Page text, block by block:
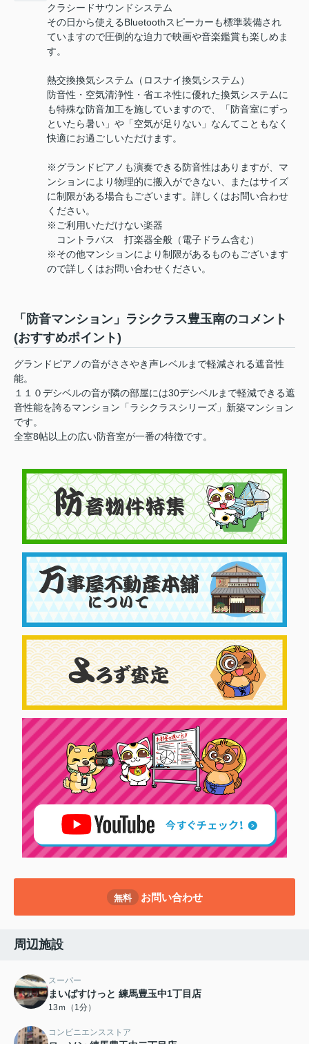
クラシードサウンドシステム
その日から使えるBluetoothスピーカーも標準装備され
ていますので圧倒的な迫力で映画や音楽鑑賞も楽しめま
す。
熱交換換気システム（ロスナイ換気システム）
防音性・空気清浄性・省エネ性に優れた換気システムに
も特殊な防音加工を施していますので、「防音室にずっ
といたら暑い」や「空気が足りない」なんてこともなく
快適にお過ごしいただけます。
※グランドピアノも演奏できる防音性はありますが、マ
ンションにより物理的に搬入ができない、またはサイズ
に制限がある場合もございます。詳しくはお問い合わせ
ください。
※ご利用いただけない楽器
コントラバス 打楽器全般（電子ドラム含む）
※その他マンションにより制限があるものもございます
ので詳しくはお問い合わせください。
「防音マンション」ラシクラス豊玉南のコメント
(おすすめポイント)
グランドピアノの音がささやき声レベルまで軽減される遮音性
能。
１１０デシベルの音が隣の部屋には30デシベルまで軽減できる遮
音性能を誇るマンション「ラシクラスシリーズ」新築マンション
です。
全室8帖以上の広い防音室が一番の特徴です。
無料 お問い合わせ
周辺施設
スーパー
まいばすけっと 練馬豊玉中1丁目店
13ｍ（1分）
コンビニエンスストア